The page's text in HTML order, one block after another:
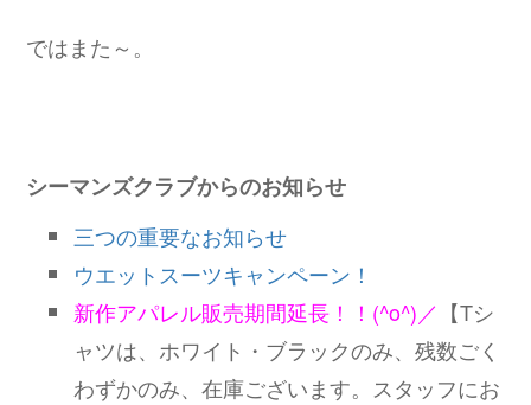
ではまた～。
シーマンズクラブからのお知らせ
三つの重要なお知らせ
ウエットスーツキャンペーン！
新作アパレル販売期間延長！！(^o^)／ 【Tシ
ャツは、ホワイト・ブラックのみ、残数ごく
わずかのみ、在庫ございます。スタッフにお